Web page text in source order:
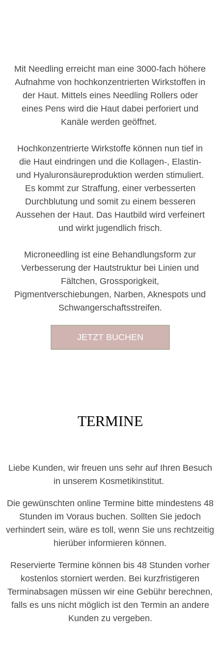
Mit Needling erreicht man eine 3000-fach höhere
Aufnahme von hochkonzentrierten Wirkstoffen in
der Haut. Mittels eines Needling Rollers oder
eines Pens wird die Haut dabei perforiert und
Kanäle werden geöffnet.
Hochkonzentrierte Wirkstoffe können nun tief in
die Haut eindringen und die Kollagen-, Elastin-
und Hyaluronsäureproduktion werden stimuliert.
Es kommt zur Straffung, einer verbesserten
Durchblutung und somit zu einem besseren
Aussehen der Haut. Das Hautbild wird verfeinert
und wirkt jugendlich frisch.
Microneedling ist eine Behandlungsform zur
Verbesserung der Hautstruktur bei Linien und
Fältchen, Grossporigkeit,
Pigmentverschiebungen, Narben, Aknespots und
Schwangerschaftsstreifen.
JETZT BUCHEN
TERMINE
Liebe Kunden, wir freuen uns sehr auf Ihren Besuch
in unserem Kosmetikinstitut.
Die gewünschten online Termine bitte mindestens 48
Stunden im Voraus buchen. Sollten Sie jedoch
verhindert sein, wäre es toll, wenn Sie uns rechtzeitig
hierüber informieren können.
Reservierte Termine können bis 48 Stunden vorher
kostenlos storniert werden. Bei kurzfristigeren
Terminabsagen müssen wir eine Gebühr berechnen,
falls es uns nicht möglich ist den Termin an andere
Kunden zu vergeben.